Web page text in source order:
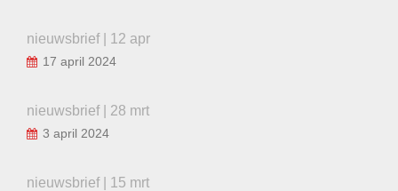
nieuwsbrief | 12 apr
17 april 2024
nieuwsbrief | 28 mrt
3 april 2024
nieuwsbrief | 15 mrt